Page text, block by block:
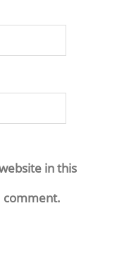
in this
comment.